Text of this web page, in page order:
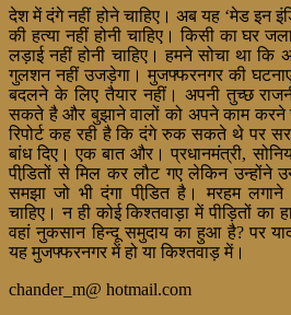
देश में दंगे नहीं होने चाहिए। अब यह ‘मेड इन
की हत्या नहीं होनी चाहिए। किसी का घर
लड़ाई नहीं होनी चाहिए। हमने सोचा था
गुलशन नहीं उजड़ेगा। मुजफ्फरनगर की
बदलने के लिए तैयार नहीं। अपनी तुच्छ
सकते है और बुझाने वालों को अपने काम
रिपोर्ट कह रही है कि दंगे रुक सकते थे पर
बांध दिए। एक बात और। प्रधानमंत्री,
पीडि़तों से मिल कर लौट गए लेकिन उन्होंने
समझा जो भी दंगा पीडि़त है। मरहम लगाने
चाहिए। न ही कोई किश्तवाड़ा में पीड़ितों का
वहां नुकसान हिन्दू समुदाय का हुआ है? पर
यह मुजफ्फरनगर में हो या किश्तवाड़ में।
chander_m@ hotmail.com